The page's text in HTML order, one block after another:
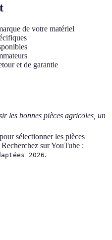
de votre matériel
et de garantie
les bonnes pièces agricoles, un
sélectionner les pièces
sur YouTube :
2026.